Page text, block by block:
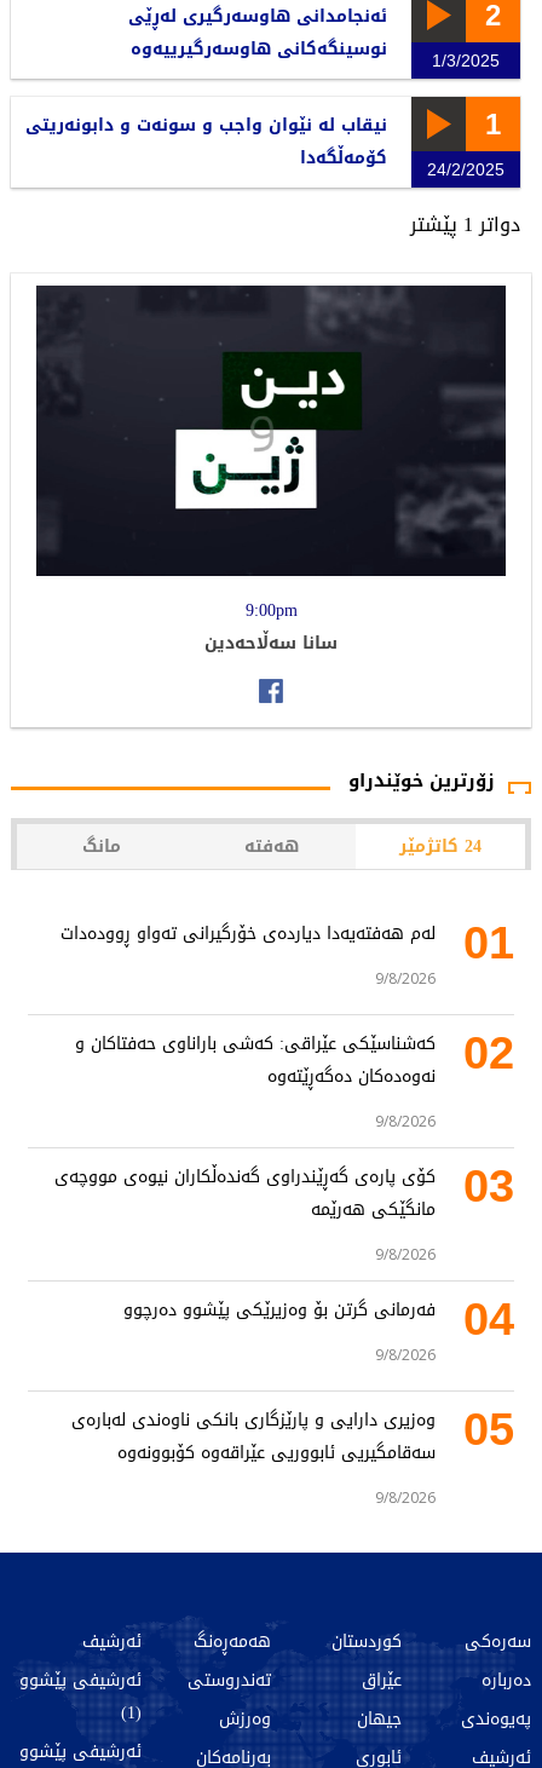
9:00pm
سانا سەڵاحەدین
2
1/3/2025
ئەنجامدانی هاوسەرگیری لەڕێی
نوسینگەکانی هاوسەرگیرییەوە
1
24/2/2025
نیقاب لە نێوان واجب و سونەت و دابونەریتی
کۆمەڵگەدا
دواتر 1 پێشتر
زۆرترین خوێندراو
24 کاتژمێر هەفتە مانگ
01 لەم هەفتەیەدا دیاردەی خۆرگیرانی تەواو ڕوودەدات
9/8/2026
02
کەشناسێکی عێراقی: کەشی باراناوی حەفتاکان و
نەوەدەکان دەگەڕێتەوە
9/8/2026
03
کۆی پارەی گەڕێندراوی گەندەڵکاران نیوەی مووچەی
مانگێکی هەرێمە
9/8/2026
04 فەرمانی گرتن بۆ وەزیرێکی پێشوو دەرچوو
9/8/2026
05
وەزیری دارایی و پارێزگاری بانکی ناوەندی لەبارەی
سەقامگیریی ئابووریی عێراقەوە کۆبوونەوە
9/8/2026
سەرەکی
دەربارە
پەیوەندی
ئەرشیف
کوردستان
عێراق
جیهان
ئابوری
هەمەڕەنگ
تەندروستی
وەرزش
بەرنامەکان
ئەرشیف
ئەرشیفی پێشوو
(1)
ئەرشیفی پێشوو